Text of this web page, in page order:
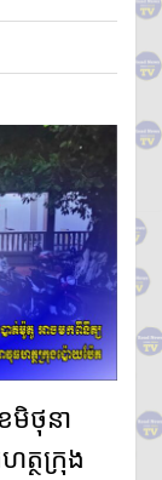
មិថុនា
ត្ថក្រុង